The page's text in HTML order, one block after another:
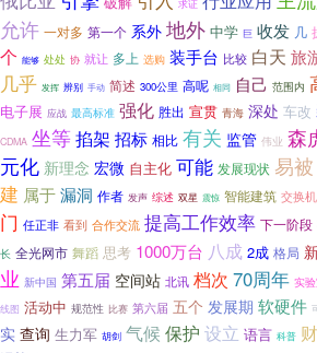
求证
允许 一对多 第一个 系外 地外 中学 巨 收发 几
个 能够 处处 协 就让 多上 选购 装手台 比较 白天 旅
几乎 发挥 辨别 手动 简述 300公里 高呢 相同 自己 范围内
电子展 应战 最高标准 强化 胜出 宣贯 青海 深处 车改
CDMA 坐等掐架 招标 相比 有关 监管 伟业 森
元化 新理念 宏微 自主化 可能 发展现状 易被
建 属于漏洞 作者 发声 综述 双星 震惊 智能建筑 交换机
门 任正非 看到 合作交流 提高工作效率 下一阶段
长 全光网市 舞蹈 思考 1000万台 八成 2成 格局
业 新中国 第五届 空间站 北讯 档次 70周年 实
线图 活动中 规范性 比赛 第六届 五个 发展期 软硬件
实 查询 生力军 胡剑 气候 保护 设立 语言 科普